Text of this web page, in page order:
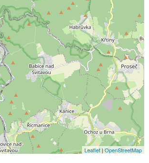
Leaflet|OpenStreetMap